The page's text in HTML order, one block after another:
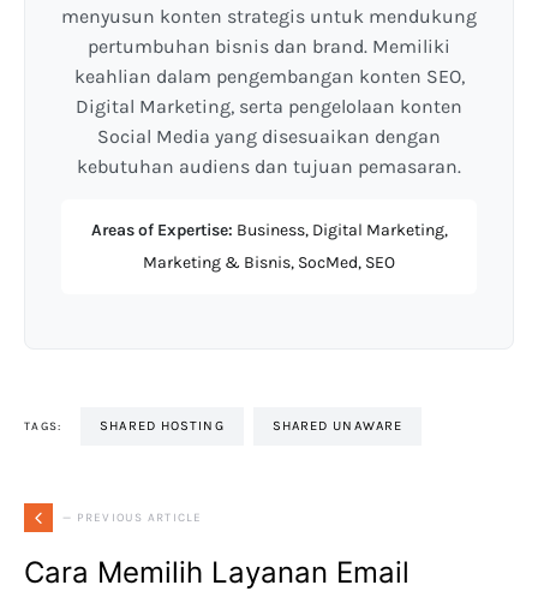
menyusun konten strategis untuk mendukung
pertumbuhan bisnis dan brand. Memiliki
keahlian dalam pengembangan konten SEO,
Digital Marketing, serta pengelolaan konten
Social Media yang disesuaikan dengan
kebutuhan audiens dan tujuan pemasaran.
Areas of Expertise: Business, Digital Marketing,
Marketing & Bisnis, SocMed, SEO
TAGS: SHARED HOSTING SHARED UNAWARE
— PREVIOUS ARTICLE
Cara Memilih Layanan Email